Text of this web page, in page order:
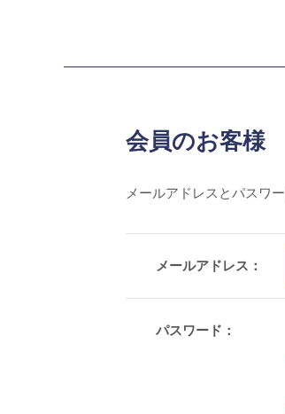
会員のお客様
メールアドレスとパスワ
メールアドレス：
パスワード：